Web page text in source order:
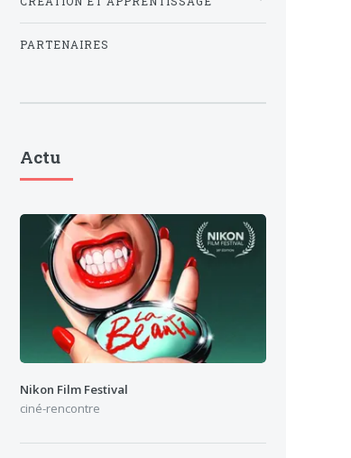
PARTENAIRES
Actu
Nikon Film Festival
ciné-rencontre